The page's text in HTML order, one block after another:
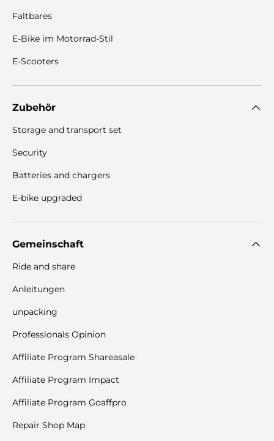
Faltbares
E-Bike im Motorrad-Stil
E-Scooters
Zubehör
Storage and transport set
Security
Batteries and chargers
E-bike upgraded
Gemeinschaft
Ride and share
Anleitungen
unpacking
Professionals Opinion
Affiliate Program Shareasale
Affiliate Program Impact
Affiliate Program Goaffpro
Repair Shop Map